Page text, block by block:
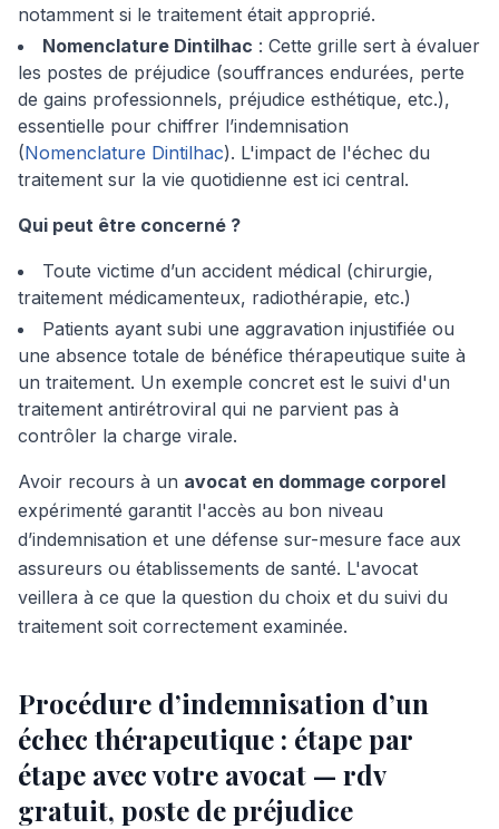
notamment si le traitement était approprié.
Nomenclature Dintilhac : Cette grille sert à évaluer
les postes de préjudice (souffrances endurées, perte
de gains professionnels, préjudice esthétique, etc.),
essentielle pour chiffrer l’indemnisation
(Nomenclature Dintilhac). L'impact de l'échec du
traitement sur la vie quotidienne est ici central.
Qui peut être concerné ?
Toute victime d’un accident médical (chirurgie,
traitement médicamenteux, radiothérapie, etc.)
Patients ayant subi une aggravation injustifiée ou
une absence totale de bénéfice thérapeutique suite à
un traitement. Un exemple concret est le suivi d'un
traitement antirétroviral qui ne parvient pas à
contrôler la charge virale.
Avoir recours à un avocat en dommage corporel
expérimenté garantit l'accès au bon niveau
d’indemnisation et une défense sur-mesure face aux
assureurs ou établissements de santé. L'avocat
veillera à ce que la question du choix et du suivi du
traitement soit correctement examinée.
Procédure d’indemnisation d’un
échec thérapeutique : étape par
étape avec votre avocat — rdv
gratuit, poste de préjudice